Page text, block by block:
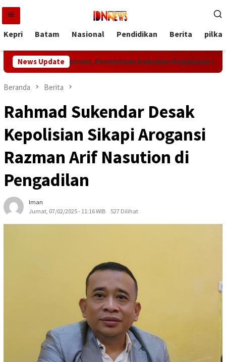
Loncat
konten
Kepri Batam Nasional Pendidikan Berita
News Update
Ekonomi, Permintaan Dokumen Perjalanan di Batam
Beranda Berita
Rahmad Sukendar Desak
Kepolisian Sikapi Arogansi
Razman Arif Nasution di
Pengadilan
Iman
Jumat, 07/02/2025 - 11:16 WIB
527 Dilihat